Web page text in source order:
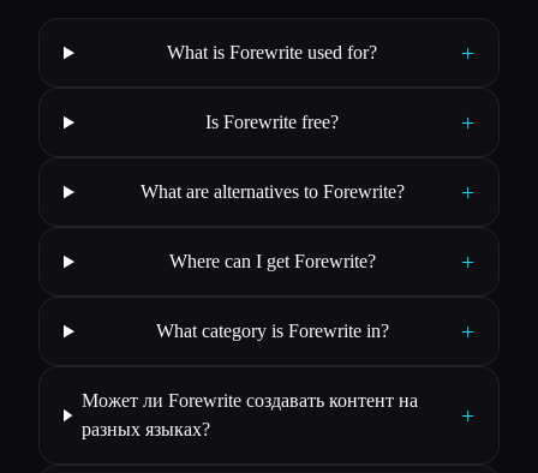
What is Forewrite used for? +
Is Forewrite free? +
What are alternatives to Forewrite? +
Where can I get Forewrite? +
What category is Forewrite in? +
Может ли Forewrite создавать контент на
разных языках?
+